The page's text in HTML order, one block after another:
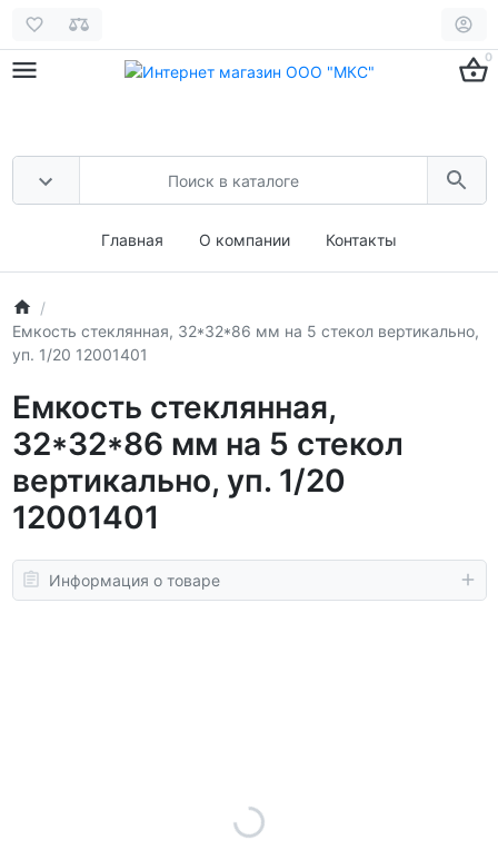
0
Главная О компании Контакты
Емкость стеклянная, 32*32*86 мм на 5 стекол вертикально,
уп. 1/20 12001401
Емкость стеклянная,
32*32*86 мм на 5 стекол
вертикально, уп. 1/20
12001401
Информация о товаре